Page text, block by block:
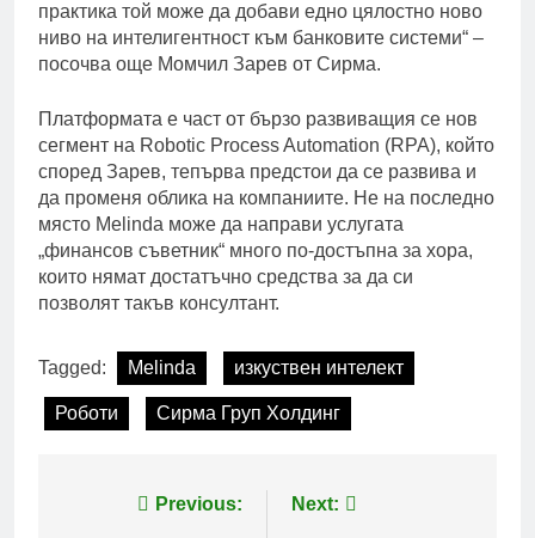
практика той може да добави едно цялостно ново
ниво на интелигентност към банковите системи“ –
посочва още Момчил Зарев от Сирма.
Платформата е част от бързо развиващия се нов
сегмент на Robotic Process Automation (RPA), който
според Зарев, тепърва предстои да се развива и
да променя облика на компаниите. Не на последно
място Melinda може да направи услугата
„финансов съветник“ много по-достъпна за хора,
които нямат достатъчно средства за да си
позволят такъв консултант.
Tagged: Melinda изкуствен интелект
Роботи Сирма Груп Холдинг
Previous: Next: